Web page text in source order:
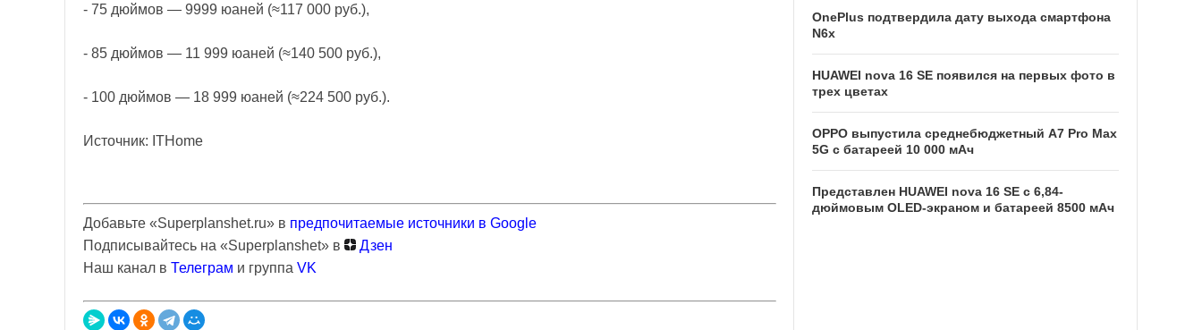
- 75 дюймов — 9999 юаней (≈117 000 руб.),
- 85 дюймов — 11 999 юаней (≈140 500 руб.),
- 100 дюймов — 18 999 юаней (≈224 500 руб.).
Источник: ITHome
Добавьте «Superplanshet.ru» в предпочитаемые источники в Google
Подписывайтесь на «Superplanshet» в
Дзен
Наш канал в Телеграм и группа VK
OnePlus подтвердила дату выхода смартфона
N6x
HUAWEI nova 16 SE появился на первых фото в
трех цветах
OPPO выпустила среднебюджетный A7 Pro Max
5G с батареей 10 000 мАч
Представлен HUAWEI nova 16 SE с 6,84-
дюймовым OLED-экраном и батареей 8500 мАч